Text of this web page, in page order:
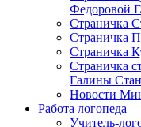
Федоровой
Страничка
Страничка
Страничка
Страничка
Галины
Новости
Работа логопеда
Учитель-